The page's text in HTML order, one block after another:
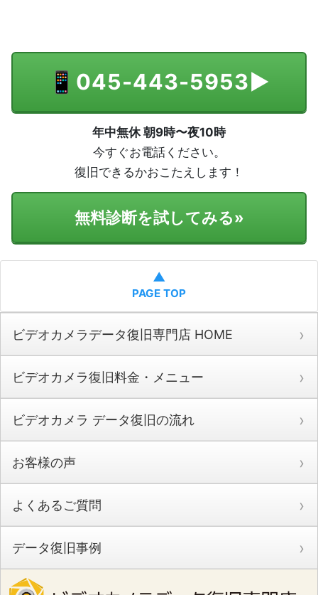
📱 045-443-5953▶
年中無休 朝9時〜夜10時
今すぐお電話ください。
復旧できるかおこたえします！
無料診断を試してみる»
▲
PAGE TOP
ビデオカメラデータ復旧専門店 HOME
ビデオカメラ復旧料金・メニュー
ビデオカメラ データ復旧の流れ
お客様の声
よくあるご質問
データ復旧事例